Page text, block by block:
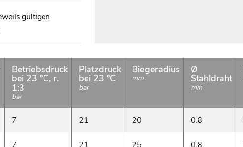
gültigen
Betriebsdruck
bei 23 °C, r.
1:3
bar
Platzdruck
bei 23 °C
bar
Biegeradius
mm
Ø
Stahldraht
mm
7 21 20 0.8
7 21 25 0.8